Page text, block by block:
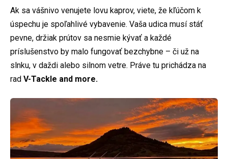
Ak sa vášnivo venujete lovu kaprov, viete, že kľúčom k
úspechu je spoľahlivé vybavenie. Vaša udica musí stáť
pevne, držiak prútov sa nesmie kývať a každé
príslušenstvo by malo fungovať bezchybne – či už na
slnku, v daždi alebo silnom vetre. Práve tu prichádza na
rad V-Tackle and more.